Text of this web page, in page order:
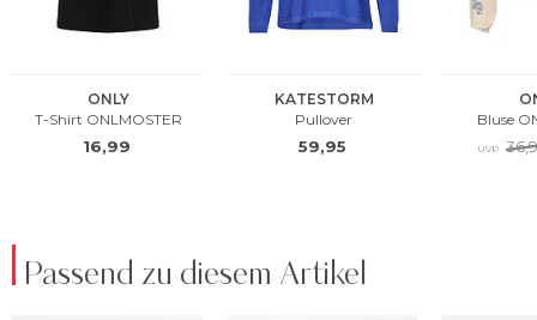
Passend zu diesem Artikel